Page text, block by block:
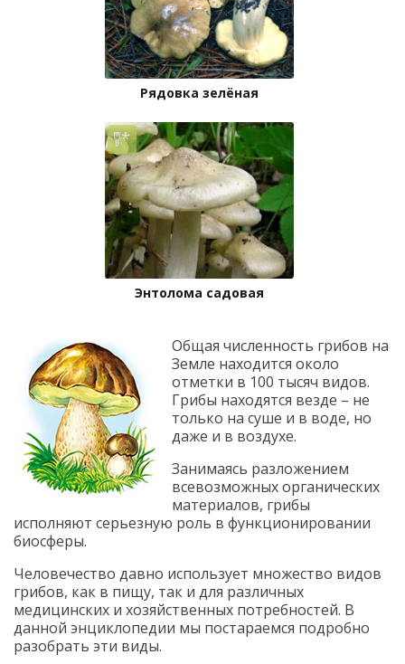
Рядовка зелёная
Энтолома садовая
Общая численность грибов на
Земле находится около
отметки в 100 тысяч видов.
Грибы находятся везде – не
только на суше и в воде, но
даже и в воздухе.
Занимаясь разложением
всевозможных органических
материалов, грибы
исполняют серьезную роль в функционировании
биосферы.
Человечество давно использует множество видов
грибов, как в пищу, так и для различных
медицинских и хозяйственных потребностей. В
данной энциклопедии мы постараемся подробно
разобрать эти виды.